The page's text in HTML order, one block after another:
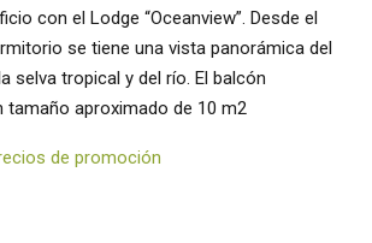
con el Lodge “Oceanview”. Desde el
se tiene una vista panorámica del
selva tropical y del río. El balcón
tamaño aproximado de 10 m2
de promoción